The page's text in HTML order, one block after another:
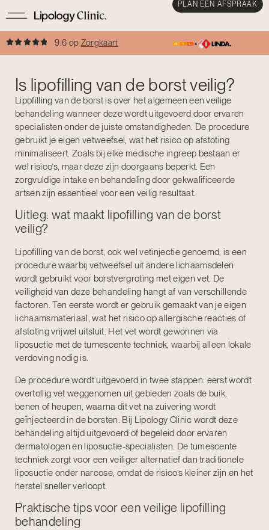
PLAN EEN AFSPRAAK
9.6 op Zorgkaart
Is lipofilling van de borst veilig?
Lipofilling van de borst is over het algemeen een veilige
behandeling wanneer deze wordt uitgevoerd door ervaren
specialisten onder de juiste omstandigheden. De procedure
gebruikt je eigen vetweefsel, wat het risico op afstoting
minimaliseert. Zoals bij elke medische ingreep bestaan er
wel risico’s, maar deze zijn doorgaans beperkt. Een
zorgvuldige intake en behandeling door gekwalificeerde
artsen zijn essentieel voor een veilig resultaat.
Uitleg: wat maakt lipofilling van de borst
veilig?
Lipofilling van de borst, ook wel vetinjectie genoemd, is een
procedure waarbij vetweefsel uit andere lichaamsdelen
wordt gebruikt voor borstvergroting met eigen vet. De
veiligheid van deze behandeling hangt af van verschillende
factoren. Ten eerste wordt er gebruik gemaakt van je eigen
lichaamsmateriaal, wat het risico op allergische reacties of
afstoting vrijwel uitsluit. Het vet wordt gewonnen via
liposuctie met de tumescente techniek, waarbij alleen lokale
verdoving nodig is.
De procedure wordt uitgevoerd in twee stappen: eerst wordt
overtollig vet weggenomen uit gebieden zoals de buik,
benen of heupen, waarna dit vet na zuivering wordt
geïnjecteerd in de borsten. Bij Lipology Clinic wordt deze
behandeling altijd uitgevoerd of begeleid door ervaren
dermatologen en liposuctie-specialisten. De tumescente
techniek zorgt voor een veiliger alternatief dan traditionele
liposuctie onder narcose, omdat de risico’s kleiner zijn en het
herstel sneller verloopt.
Praktische tips voor een veilige lipofilling
behandeling